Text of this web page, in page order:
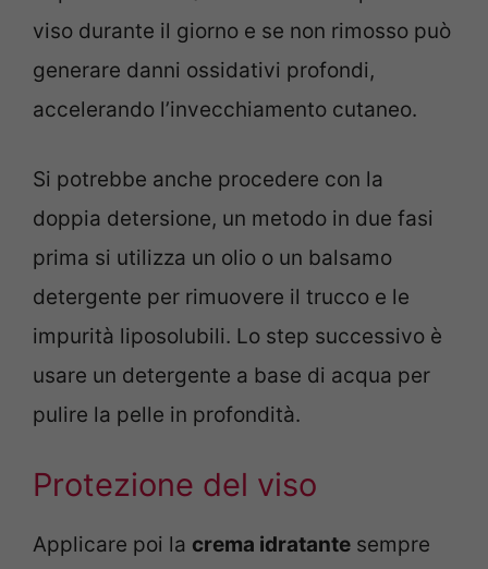
viso durante il giorno e se non rimosso può
generare danni ossidativi profondi,
accelerando l’invecchiamento cutaneo.
Si potrebbe anche procedere con la
doppia detersione, un metodo in due fasi
prima si utilizza un olio o un balsamo
detergente per rimuovere il trucco e le
impurità liposolubili. Lo step successivo è
usare un detergente a base di acqua per
pulire la pelle in profondità.
Protezione del viso
Applicare poi la crema idratante sempre